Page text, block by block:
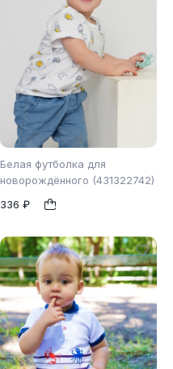
Белая футболка для
новорождённого (431322742)
336 ₽
86